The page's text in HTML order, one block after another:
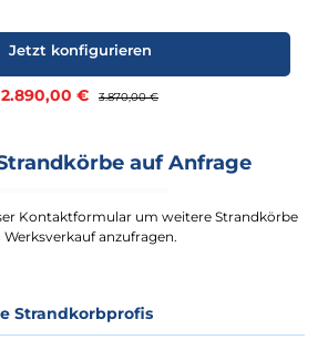
Verkaufspreis:
2.890,00 € Regulärer Preis:
3.870,00 €
Jetzt konfigurieren
auf Anfrage
Kontaktformular um weitere Strandkörbe
Werksverkauf anzufragen.
Strandkorbprofis